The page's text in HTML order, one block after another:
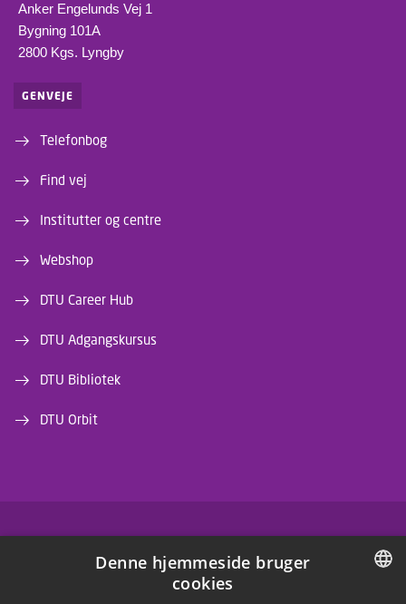
Anker Engelunds Vej 1
Bygning 101A
2800 Kgs. Lyngby
GENVEJE
Telefonbog
Find vej
Institutter og centre
Webshop
DTU Career Hub
DTU Adgangskursus
DTU Bibliotek
DTU Orbit
INSTAGRAM
Denne hjemmeside bruger
cookies